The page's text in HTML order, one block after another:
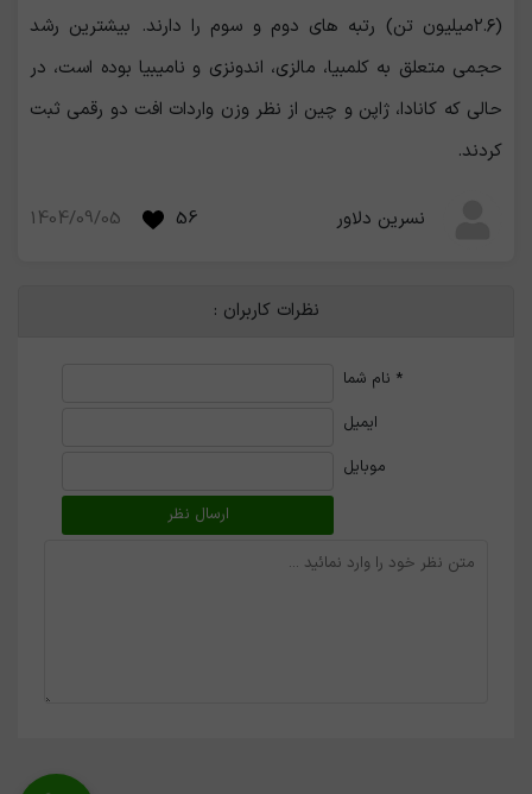
(۲.۶میلیون تن) رتبه های دوم و سوم را دارند. بیشترین رشد
حجمی متعلق به کلمبیا، مالزی، اندونزی و نامیبیا بوده است، در
حالی که کانادا، ژاپن و چین از نظر وزن واردات افت دو رقمی ثبت
کردند.
نسرین دلاور 56
1404/09/05
نظرات کاربران :
* نام شما
ایمیل
موبایل